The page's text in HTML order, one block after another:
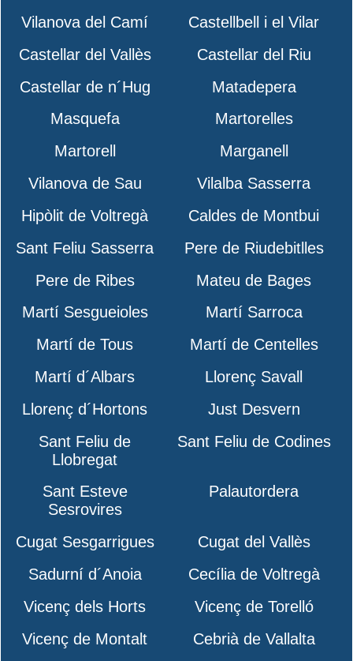
Vilanova del Camí
Castellbell i el Vilar
Castellar del Vallès
Castellar del Riu
Castellar de n´Hug
Matadepera
Masquefa
Martorelles
Martorell
Marganell
Vilanova de Sau
Vilalba Sasserra
Hipòlit de Voltregà
Caldes de Montbui
Sant Feliu Sasserra
Pere de Riudebitlles
Pere de Ribes
Mateu de Bages
Martí Sesgueioles
Martí Sarroca
Martí de Tous
Martí de Centelles
Martí d´Albars
Llorenç Savall
Llorenç d´Hortons
Just Desvern
Sant Feliu de
Llobregat
Sant Feliu de Codines
Sant Esteve
Sesrovires
Palautordera
Cugat Sesgarrigues
Cugat del Vallès
Sadurní d´Anoia
Cecília de Voltregà
Vicenç dels Horts
Vicenç de Torelló
Vicenç de Montalt
Cebrià de Vallalta